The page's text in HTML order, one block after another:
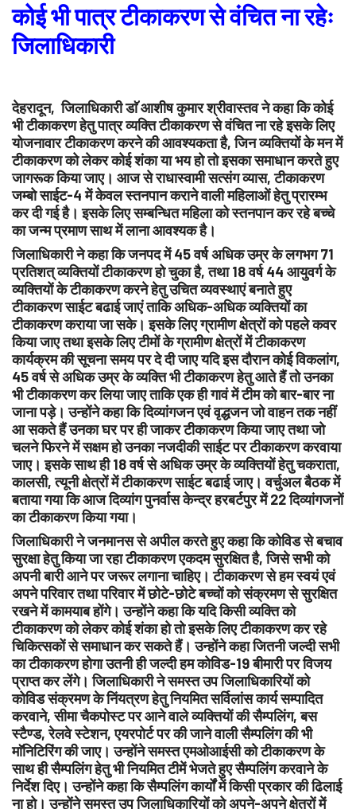
कोई भी पात्र टीकाकरण से वंचित ना रहेः
जिलाधिकारी
देहरादून, जिलाधिकारी डाॅ आशीष कुमार श्रीवास्तव ने कहा कि कोई
भी टीकाकरण हेतु पात्र व्यक्ति टीकाकरण से वंचित ना रहे इसके लिए
योजनावार टीकाकरण करने की आवश्यकता है, जिन व्यक्तियों के मन में
टीकाकरण को लेकर कोई शंका या भय हो तो इसका समाधान करते हुए
जागरूक किया जाए। आज से राधास्वामी सत्संग व्यास, टीकाकरण
जम्बो साईट-4 में केवल स्तनपान कराने वाली महिलाओं हेतु प्रारम्भ
कर दी गई है। इसके लिए सम्बन्धित महिला को स्तनपान कर रहे बच्चे
का जन्म प्रमाण साथ में लाना आवश्यक है।
जिलाधिकारी ने कहा कि जनपद में 45 वर्ष अधिक उम्र के लगभग 71
प्रतिशत् व्यक्तियों टीकाकरण हो चुका है, तथा 18 वर्ष 44 आयुवर्ग के
व्यक्तियों के टीकाकरण करने हेतु उचित व्यवस्थाएं बनाते हुए
टीकाकरण साईट बढाई जाएं ताकि अधिक-अधिक व्यक्तियों का
टीकाकरण कराया जा सके। इसके लिए ग्रामीण क्षेत्रों को पहले कवर
किया जाए तथा इसके लिए टीमों के ग्रामीण क्षेत्रों में टीकाकरण
कार्यक्रम की सूचना समय पर दे दी जाए यदि इस दौरान कोई विकलांग,
45 वर्ष से अधिक उम्र के व्यक्ति भी टीकाकरण हेतु आते हैं तो उनका
भी टीकाकरण कर लिया जाए ताकि एक ही गावं में टीम को बार-बार ना
जाना पड़े। उन्होंने कहा कि दिव्यांगजन एवं वृद्धजन जो वाहन तक नहीं
आ सकते हैं उनका घर पर ही जाकर टीकाकरण किया जाए तथा जो
चलने फिरने में सक्षम हो उनका नजदीकी साईट पर टीकाकरण करवाया
जाए। इसके साथ ही 18 वर्ष से अधिक उम्र के व्यक्तियों हेतु चकराता,
कालसी, त्यूनी क्षेत्रों में टीकाकरण साईट बढाई जाए। वर्चुअल बैठक में
बताया गया कि आज दिव्यांग पुनर्वास केन्द्र हरबर्टपुर में 22 दिव्यांगजनों
का टीकाकरण किया गया।
जिलाधिकारी ने जनमानस से अपील करते हुए कहा कि कोविड से बचाव
सुरक्षा हेतु किया जा रहा टीकाकरण एकदम सुरक्षित है, जिसे सभी को
अपनी बारी आने पर जरूर लगाना चाहिए। टीकाकरण से हम स्वयं एवं
अपने परिवार तथा परिवार में छोटे-छोटे बच्चों को संक्रमण से सुरक्षित
रखने में कामयाब होंगे। उन्होंने कहा कि यदि किसी व्यक्ति को
टीकाकरण को लेकर कोई शंका हो तो इसके लिए टीकाकरण कर रहे
चिकित्सकों से समाधान कर सकते हैं। उन्होंने कहा जितनी जल्दी सभी
का टीकाकरण होगा उतनी ही जल्दी हम कोविड-19 बीमारी पर विजय
प्राप्त कर लेंगे। जिलाधिकारी ने समस्त उप जिलाधिकारियों को
कोविड संक्रमण के निंयत्रण हेतु नियमित सर्विलांस कार्य सम्पादित
करवाने, सीमा चैकपोस्ट पर आने वाले व्यक्तियों की सैम्पलिंग, बस
स्टैण्ड, रेलवे स्टेशन, एयरपोर्ट पर की जाने वाली सैम्पलिंग की भी
माॅनिटिरिंग की जाए। उन्होंने समस्त एमओआईसी को टीकाकरण के
साथ ही सैम्पलिंग हेतु भी नियमित टीमें भेजते हुए सैम्पलिंग करवाने के
निर्देश दिए। उन्होंने कहा कि सैम्पलिंग कार्यों में किसी प्रकार की ढिलाई
ना हो। उन्होंने समस्त उप जिलाधिकारियों को अपने-अपने क्षेत्रों में